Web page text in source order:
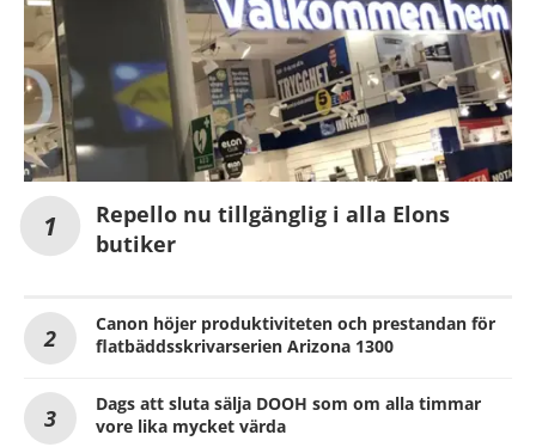
Repello nu tillgänglig i alla Elons
butiker
Canon höjer produktiviteten och prestandan för
flatbäddsskrivarserien Arizona 1300
Dags att sluta sälja DOOH som om alla timmar
vore lika mycket värda